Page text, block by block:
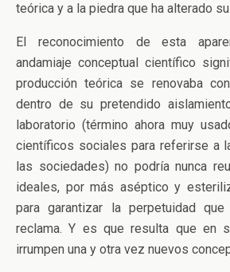
teórica y a la piedra que ha alterado
El reconocimiento de esta
andamiaje conceptual científico
producción teórica se renovaba
dentro de su pretendido
laboratorio (término ahora muy
científicos sociales para referirse a
las sociedades) no podría nunca
ideales, por más aséptico y
para garantizar la perpetuidad
reclama. Y es que resulta que en
irrumpen una y otra vez nuevos